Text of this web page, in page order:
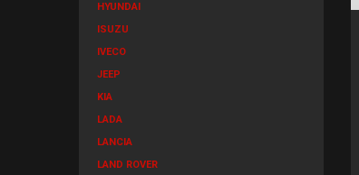
HYUNDAI
ISUZU
IVECO
JEEP
KIA
LADA
LANCIA
LAND ROVER